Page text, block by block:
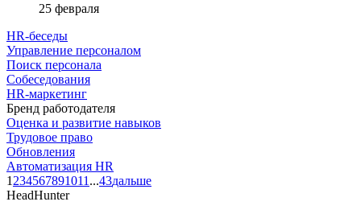
25 февраля
HR-беседы
Управление персоналом
Поиск персонала
Собеседования
HR-маркетинг
Бренд работодателя
Оценка и развитие навыков
Трудовое право
Обновления
Автоматизация HR
1 234567891011 ...43дальше
HeadHunter